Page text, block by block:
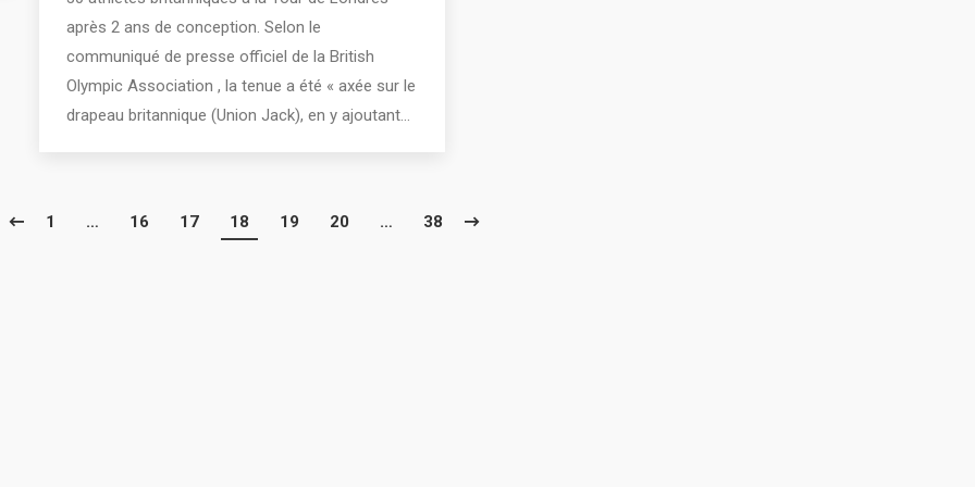
après 2 ans de conception. Selon le
communiqué de presse officiel de la British
Olympic Association , la tenue a été « axée sur le
drapeau britannique (Union Jack), en y ajoutant…
1 … 16 17 18 19 20 … 38